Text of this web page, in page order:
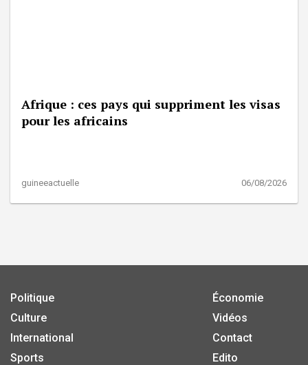
Afrique : ces pays qui suppriment les visas
pour les africains
guineeactuelle 06/08/2026
Politique
Culture
International
Sports
Économie
Vidéos
Contact
Edito